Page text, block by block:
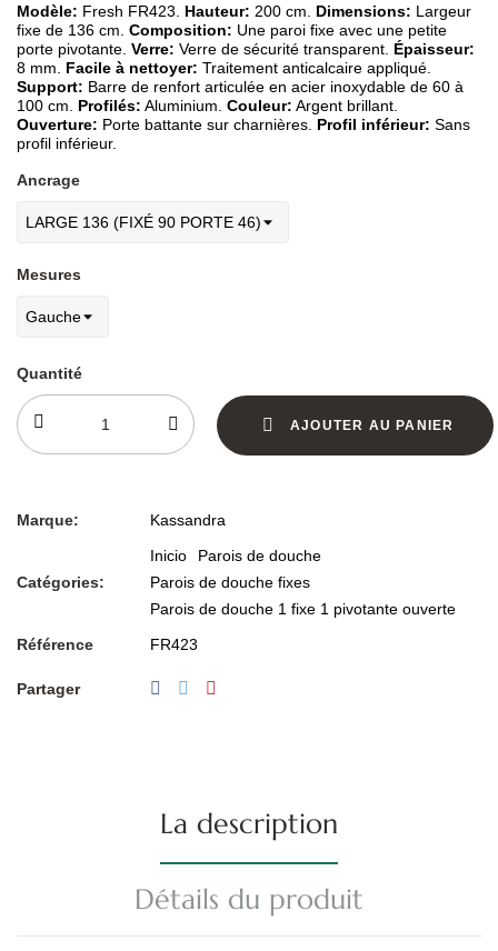
Modèle: Fresh FR423. Hauteur: 200 cm. Dimensions: Largeur
fixe de 136 cm. Composition: Une paroi fixe avec une petite
porte pivotante. Verre: Verre de sécurité transparent. Épaisseur:
8 mm. Facile à nettoyer: Traitement anticalcaire appliqué.
Support: Barre de renfort articulée en acier inoxydable de 60 à
100 cm. Profilés: Aluminium. Couleur: Argent brillant.
Ouverture: Porte battante sur charnières. Profil inférieur: Sans
profil inférieur.
Ancrage
Mesures
Quantité
AJOUTER AU PANIER
Marque: Kassandra
Catégories:
Inicio
Parois de douche
Parois de douche fixes
Parois de douche 1 fixe 1 pivotante ouverte
Référence
FR423
Partager
La description
Détails du produit